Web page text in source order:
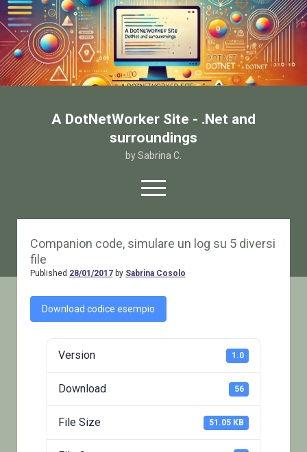
A DotNetWorker Site - .Net and
surroundings
by Sabrina C.
open
menu
twitterfacebook
email-form
Contatto
Companion code, simulare un log su 5 diversi
file
Published 28/01/2017by Sabrina Cosolo
Download codice esempio
Version 1.0
Download 56
File Size 51.05 KB